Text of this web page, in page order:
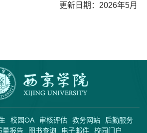
更新日期：2026年5月
校园OA 审核评估 教务网站
后勤服务
量报告 图书查询 电子邮件 校园门户